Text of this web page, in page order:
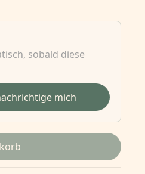
sobald diese
mich